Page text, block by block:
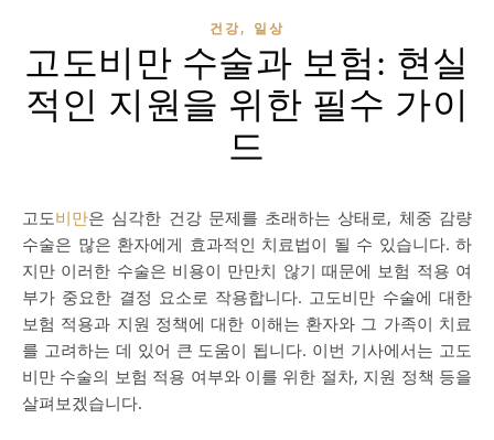
건강, 일상
고도비만 수술과 보험: 현실
적인 지원을 위한 필수 가이
드
고도비만은 심각한 건강 문제를 초래하는 상태로, 체중 감량
수술은 많은 환자에게 효과적인 치료법이 될 수 있습니다. 하
지만 이러한 수술은 비용이 만만치 않기 때문에 보험 적용 여
부가 중요한 결정 요소로 작용합니다. 고도비만 수술에 대한
보험 적용과 지원 정책에 대한 이해는 환자와 그 가족이 치료
를 고려하는 데 있어 큰 도움이 됩니다. 이번 기사에서는 고도
비만 수술의 보험 적용 여부와 이를 위한 절차, 지원 정책 등을
살펴보겠습니다.